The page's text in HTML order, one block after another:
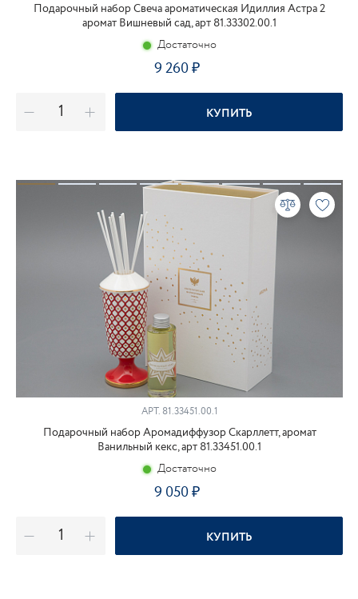
Подарочный набор Свеча ароматическая Идиллия Астра 2
аромат Вишневый сад, арт 81.33302.00.1
Достаточно
9 260
КУПИТЬ
АРТ.81.33451.00.1
Подарочный набор Аромадиффузор Скарллетт, аромат
Ванильный кекс, арт 81.33451.00.1
Достаточно
9 050
КУПИТЬ